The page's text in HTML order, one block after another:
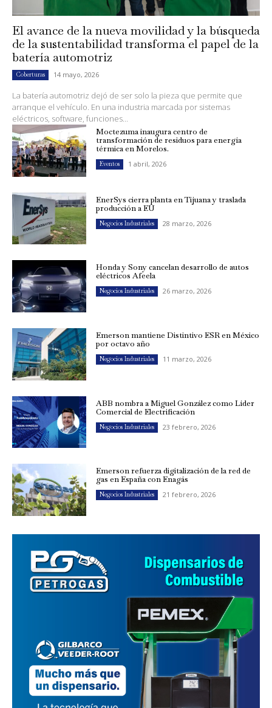
El avance de la nueva movilidad y la búsqueda
de la sustentabilidad transforma el papel de la
batería automotriz
Coberturas 14 mayo, 2026
La batería automotriz dejó de ser solo la pieza que permite que
arranque el vehículo. En una industria marcada por sistemas
eléctricos, software, funciones...
Moctezuma inaugura centro de
transformación de residuos para energía
térmica en Morelos.
Eventos 1 abril, 2026
EnerSys cierra planta en Tijuana y traslada
producción a EU
Negocios Industriales 28 marzo, 2026
Honda y Sony cancelan desarrollo de autos
eléctricos Afeela
Negocios Industriales 26 marzo, 2026
Emerson mantiene Distintivo ESR en México
por octavo año
Negocios Industriales 11 marzo, 2026
ABB nombra a Miguel González como Líder
Comercial de Electrificación
Negocios Industriales 23 febrero, 2026
Emerson refuerza digitalización de la red de
gas en España con Enagás
Negocios Industriales 21 febrero, 2026